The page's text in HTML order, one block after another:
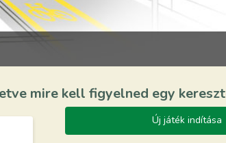
mire kell figyelned egy
Új játék indítása